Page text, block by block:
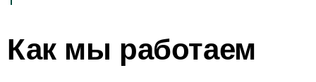
Как мы работаем